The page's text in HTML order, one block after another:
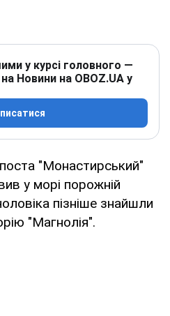
у курсі головного —
Новини на OBOZ.UA у
"Монастирський"
у морі порожній
пізніше знайшли
"Магнолія".